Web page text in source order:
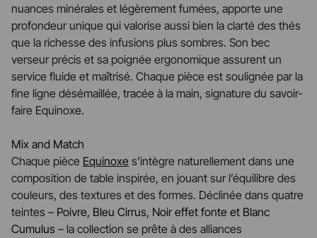
nuances minérales et légèrement fumées, apporte une
profondeur unique qui valorise aussi bien la clarté des thés
que la richesse des infusions plus sombres. Son bec
verseur précis et sa poignée ergonomique assurent un
service fluide et maîtrisé. Chaque pièce est soulignée par la
fine ligne désémaillée, tracée à la main, signature du savoir-
faire Equinoxe.
Mix and Match
Chaque pièce Equinoxe s’intègre naturellement dans une
composition de table inspirée, en jouant sur l’équilibre des
couleurs, des textures et des formes. Déclinée dans quatre
teintes – Poivre, Bleu Cirrus, Noir effet fonte et Blanc
Cumulus – la collection se prête à des alliances